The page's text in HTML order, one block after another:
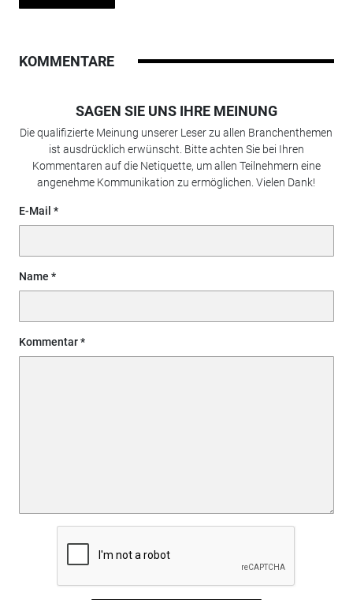
KOMMENTARE
SAGEN SIE UNS IHRE MEINUNG
Die qualifizierte Meinung unserer Leser zu allen Branchenthemen
ist ausdrücklich erwünscht. Bitte achten Sie bei Ihren
Kommentaren auf die Netiquette, um allen Teilnehmern eine
angenehme Kommunikation zu ermöglichen. Vielen Dank!
E-Mail
Name
Kommentar